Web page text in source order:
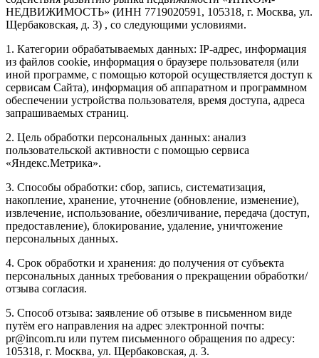
НЕДВИЖИМОСТЬ» (ИНН 7719020591, 105318, г. Москва, ул.
Щербаковская, д. 3) , со следующими условиями.
1. Категории обрабатываемых данных: IP-адрес, информация
из файлов cookie, информация о браузере пользователя (или
иной программе, с помощью которой осуществляется доступ к
сервисам Сайта), информация об аппаратном и программном
обеспечении устройства пользователя, время доступа, адреса
запрашиваемых страниц.
2. Цель обработки персональных данных: анализ
пользовательской активности с помощью сервиса
«Яндекс.Метрика».
3. Способы обработки: сбор, запись, систематизация,
накопление, хранение, уточнение (обновление, изменение),
извлечение, использование, обезличивание, передача (доступ,
предоставление), блокирование, удаление, уничтожение
персональных данных.
4. Срок обработки и хранения: до получения от субъекта
персональных данных требования о прекращении обработки/
отзыва согласия.
5. Способ отзыва: заявление об отзыве в письменном виде
путём его направления на адрес электронной почты:
pr@incom.ru или путем письменного обращения по адресу:
105318, г. Москва, ул. Щербаковская, д. 3.